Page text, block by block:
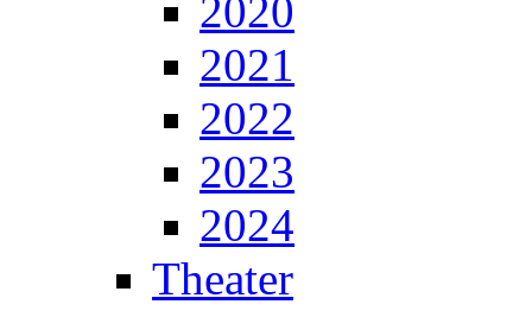
2020
2021
2022
2023
2024
Theater